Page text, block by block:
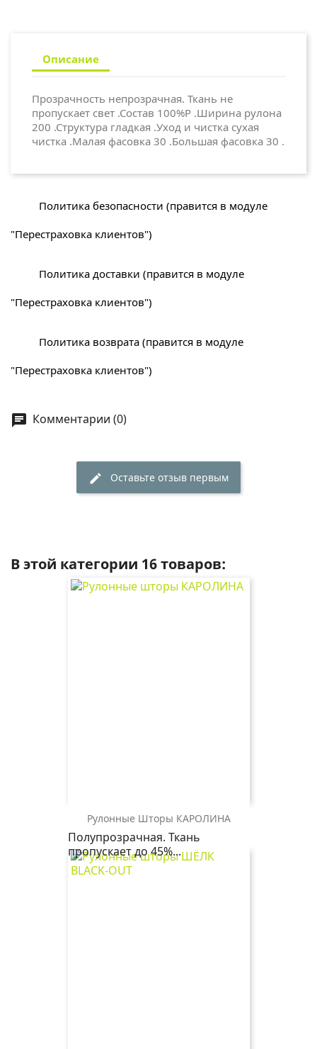
Описание
Прозрачность непрозрачная. Ткань не
пропускает свет .Состав 100%P .Ширина рулона
200 .Структура гладкая .Уход и чистка сухая
чистка .Малая фасовка 30 .Большая фасовка 30 .
Политика безопасности (правится в модуле
"Перестраховка клиентов")
Политика доставки (правится в модуле
"Перестраховка клиентов")
Политика возврата (правится в модуле
"Перестраховка клиентов")
chat Комментарии (0)
edit Оставьте отзыв первым
В этой категории 16 товаров:
Рулонные Шторы КАРОЛИНА
Полупрозрачная. Ткань
пропускает до 45%...
КАРОЛИНА
2406
бежевый
КАРОЛИНА
1852
серый
0225
белый